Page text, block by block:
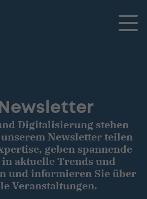
Toggle
Digitalisierung stehen
Newsletter teilen
geben spannende
aktuelle Trends und
und informieren Sie über
Veranstaltungen.